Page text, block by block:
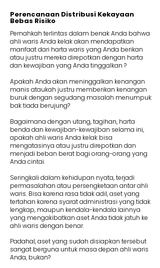
Perencanaan Distribusi Kekayaan
Bebas Risiko
Pernahkah terlintas dalam benak Anda bahwa
ahli waris Anda kelak akan mendapatkan
manfaat dari harta waris yang Anda berikan
atau justru mereka direpotkan dengan harta
dan kewajiban yang Anda tinggalkan ?
Apakah Anda akan meninggalkan kenangan
manis ataukah justru memberikan kenangan
buruk dengan segudang masalah menumpuk
bak tiada berujung?
Bagaimana dengan utang, tagihan, harta
benda dan kewajiban-kewajiban selama ini,
apakah ahli waris Anda kelak bisa
mengatasinya atau justru direpotkan dan
menjadi beban berat bagi orang-orang yang
Anda cintai.
Seringkali dalam kehidupan nyata, terjadi
permasalahan atau persengketaan antar ahli
waris. Bisa karena rasa tidak adil, aset yang
tertahan karena syarat administrasi yang tidak
lengkap, maupun kendala-kendala lainnya
yang mengakibatkan aset Anda tidak jatuh ke
ahli waris dengan benar.
Padahal, aset yang sudah disiapkan tersebut
sangat berguna untuk masa depan ahli waris
Anda, bukan?